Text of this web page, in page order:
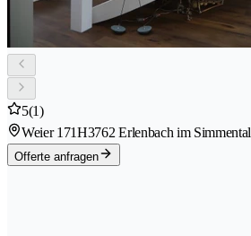
5(1)
Weier 171H3762 Erlenbach im Simmental
Offerte anfragen